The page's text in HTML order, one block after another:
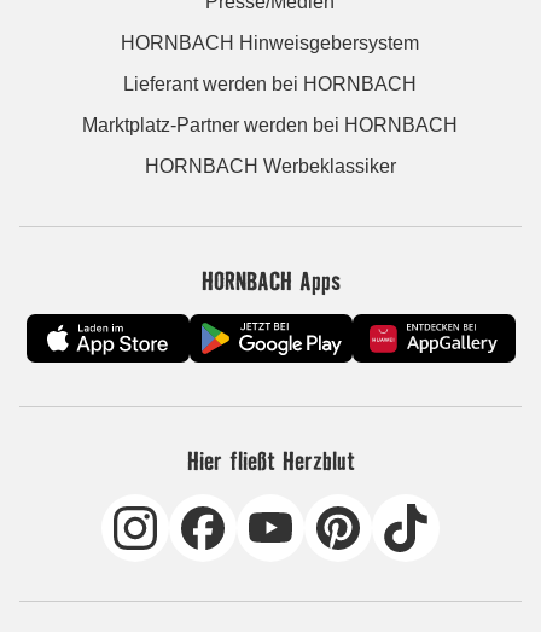
HORNBACH Hinweisgebersystem
Lieferant werden bei HORNBACH
Marktplatz-Partner werden bei HORNBACH
HORNBACH Werbeklassiker
HORNBACH Apps
Hier fließt Herzblut